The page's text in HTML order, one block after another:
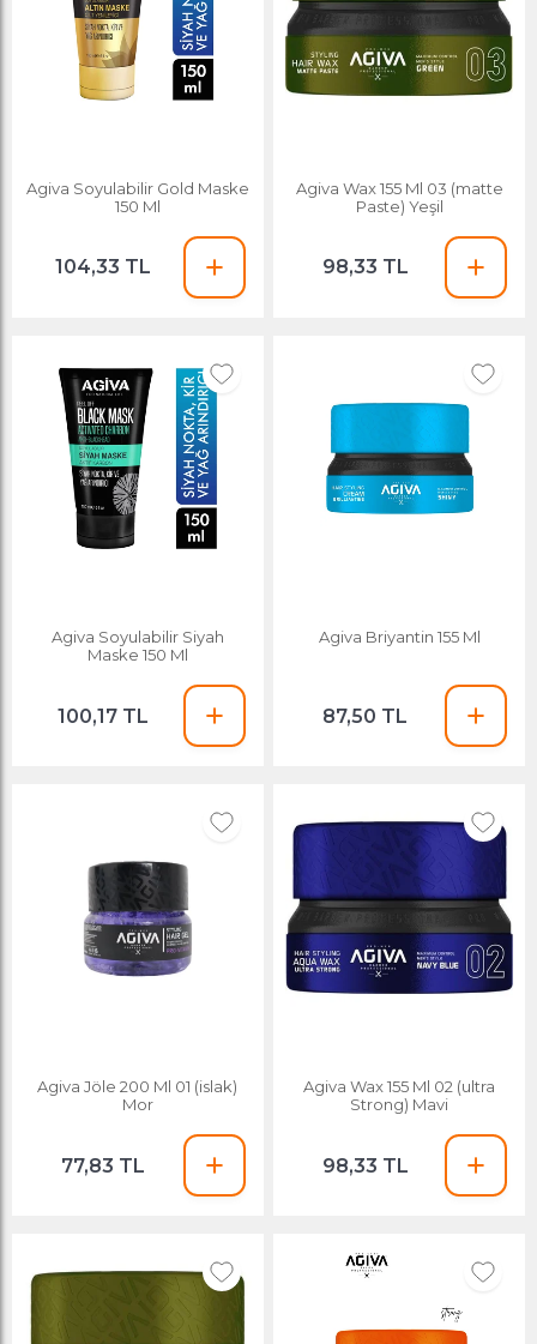
Agiva Soyulabilir Gold Maske
150 Ml
104,33 TL
Agiva Wax 155 Ml 03 (matte
Paste) Yeşil
98,33 TL
Agiva Soyulabilir Siyah
Maske 150 Ml
100,17 TL
Agiva Briyantin 155 Ml
87,50 TL
Agiva Jöle 200 Ml 01 (islak)
Mor
77,83 TL
Agiva Wax 155 Ml 02 (ultra
Strong) Mavi
98,33 TL